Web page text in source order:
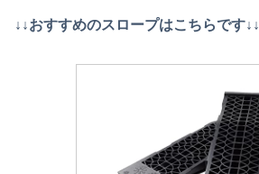
↓↓おすすめのスロープはこちらです↓↓